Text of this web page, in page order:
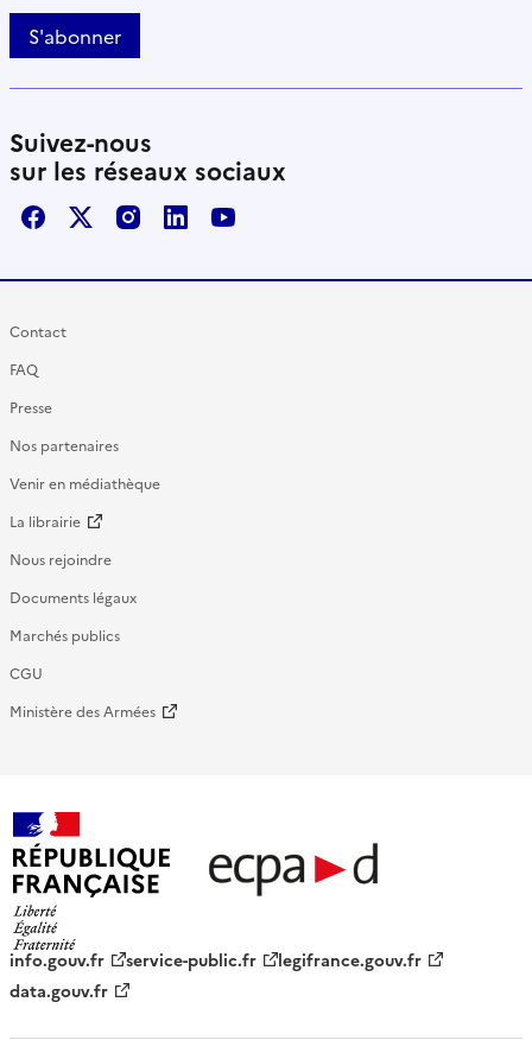
S'abonner
Suivez-nous
sur les réseaux sociaux
FacebookX / TwitterInstagram
LinkedInYoutube
Contact
FAQ
Presse
Nos partenaires
Venir en médiathèque
La librairie
Nous rejoindre
Documents légaux
Marchés publics
CGU
Ministère des Armées
française - ECPAD
info.gouv.fr service-public.fr
legifrance.gouv.fr
data.gouv.fr